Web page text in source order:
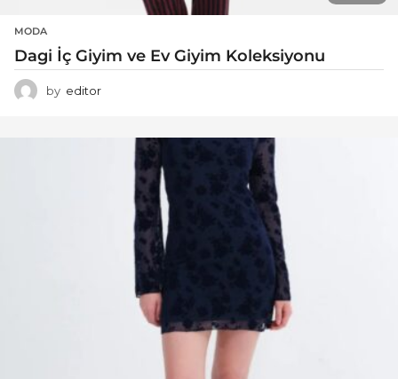
MODA
Dagi İç Giyim ve Ev Giyim Koleksiyonu
by editor